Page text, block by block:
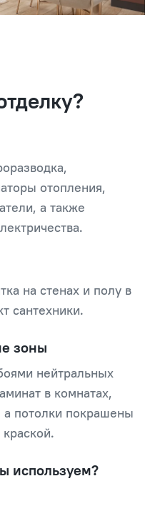
отопления,
а также
на стенах и полу в
сантехники.
зоны
нейтральных
в комнатах,
а потолки покрашены
используем?